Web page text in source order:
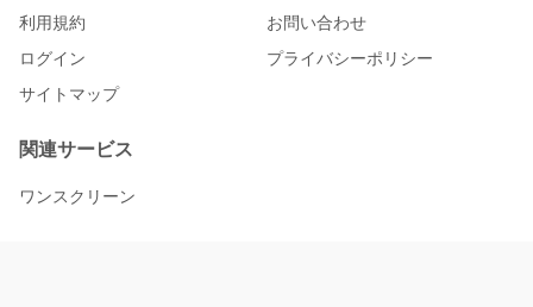
利用規約
お問い合わせ
ログイン
プライバシーポリシー
サイトマップ
関連サービス
ワンスクリーン